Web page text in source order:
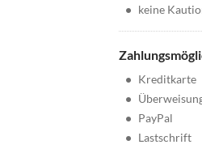
• keine
• Kreditkarte
•
• PayPal
• Lastschrift